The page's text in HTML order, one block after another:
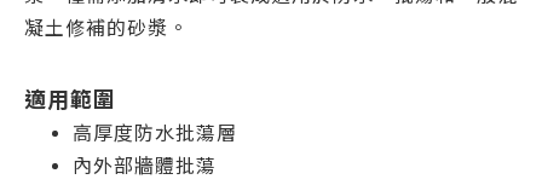
凝土修補的砂漿。
適用範圍
高厚度防水批蕩層
內外部牆體批蕩